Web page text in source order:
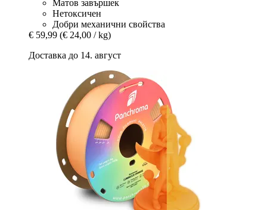
Матов завършек
Нетоксичен
Добри механични свойства
€ 59,99 (€ 24,00 / kg)
Доставка до 14. август